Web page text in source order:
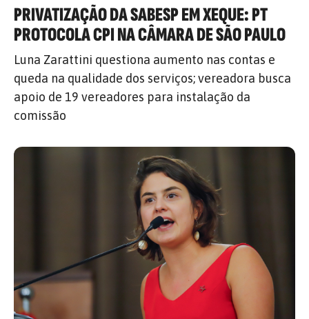
PRIVATIZAÇÃO DA SABESP EM XEQUE: PT
PROTOCOLA CPI NA CÂMARA DE SÃO PAULO
Luna Zarattini questiona aumento nas contas e
queda na qualidade dos serviços; vereadora busca
apoio de 19 vereadores para instalação da
comissão